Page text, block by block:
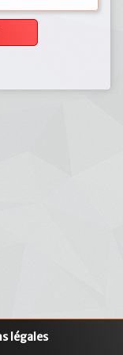
légales